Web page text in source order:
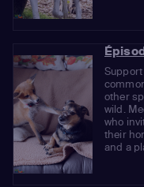
other
wild.
who
their
and a